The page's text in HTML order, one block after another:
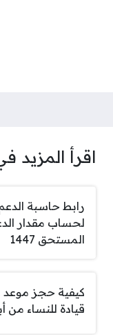
اقرأ المزيد
رابط حاسبة
لحساب مقدار
المستحق 1447
كيفية حجز
قيادة للنساء من أبشر